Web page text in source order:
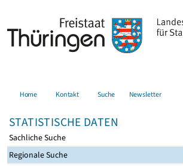
Home Kontakt Suche Newsletter
STATISTISCHE DATEN
Sachliche Suche
Regionale Suche